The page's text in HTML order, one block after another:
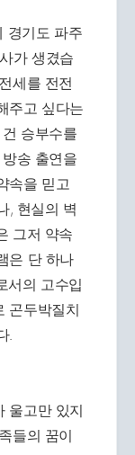
경기도 파주
가 생겼습
세를 전전
주고 싶다는
승부수를
송 출연을
속을 믿고
, 현실의 벽
그저 약속
은 단 하나
서의 고수입
곤두박질치
.
울고만 있지
들의 꿈이